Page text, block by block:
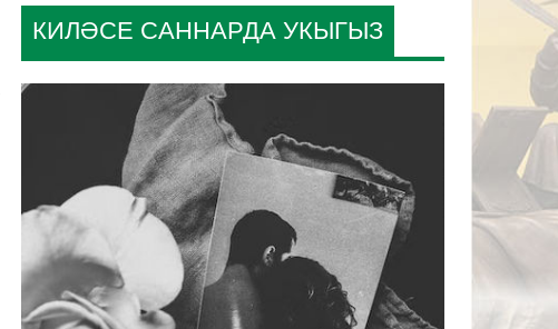
КИЛӘСЕ САННАРДА УКЫГЫЗ